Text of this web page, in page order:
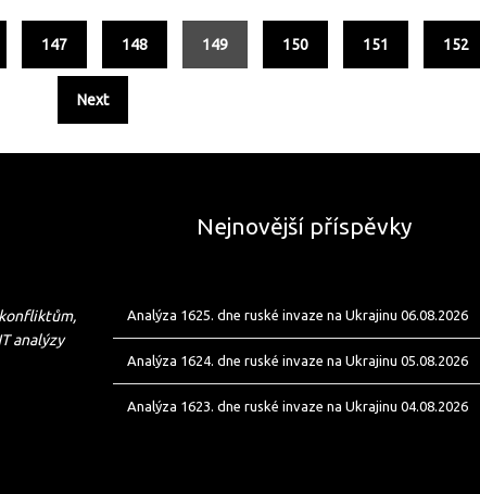
147 148 149 150 151 152
Next
analýzy
Nejnovější příspěvky
Analýza 1625. dne ruské invaze na Ukrajinu 06.08.2026
Analýza 1624. dne ruské invaze na Ukrajinu 05.08.2026
Analýza 1623. dne ruské invaze na Ukrajinu 04.08.2026